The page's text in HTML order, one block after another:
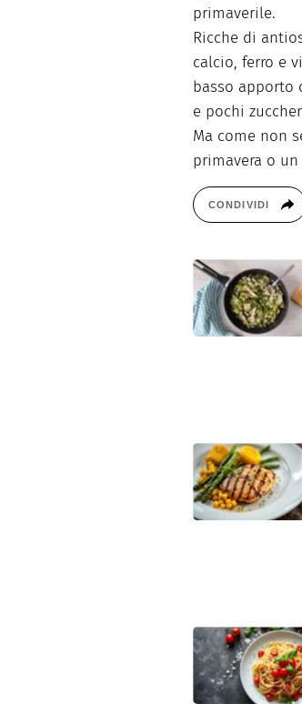
primaverile.
Ricche di
calcio, ferro e
basso apporto
e pochi
Ma come non
primavera o
CONDIVIDI